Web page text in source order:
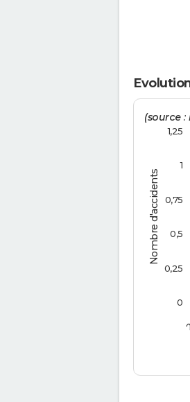
Nombre d'accidents
(source :
0
0,25
0,5
0,75
1
1,25